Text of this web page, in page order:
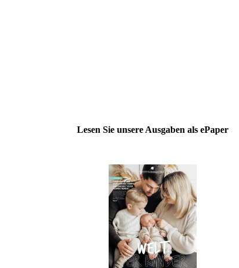
Lesen Sie unsere Ausgaben als ePaper